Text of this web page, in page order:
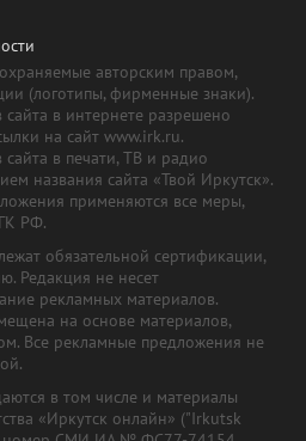
авторским правом,
(логотипы, фирменные знаки).
в интернете разрешено
на сайт www.irk.ru.
в печати, ТВ и радио
названия сайта «Твой Иркутск».
применяются все меры,
РФ.
обязательной сертификации,
Редакция не несет
рекламных материалов.
на основе материалов,
Все рекламные предложения не
в том числе и материалы
«Иркутск онлайн» ("Irkutsk